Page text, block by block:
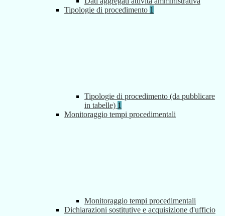
Tipologie di procedimento 1
Tipologie di procedimento (da pubblicare
in tabelle) 1
Monitoraggio tempi procedimentali
Monitoraggio tempi procedimentali
Dichiarazioni sostitutive e acquisizione d'ufficio